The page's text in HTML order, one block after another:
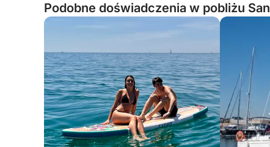
Podobne doświadczenia w pobliżu